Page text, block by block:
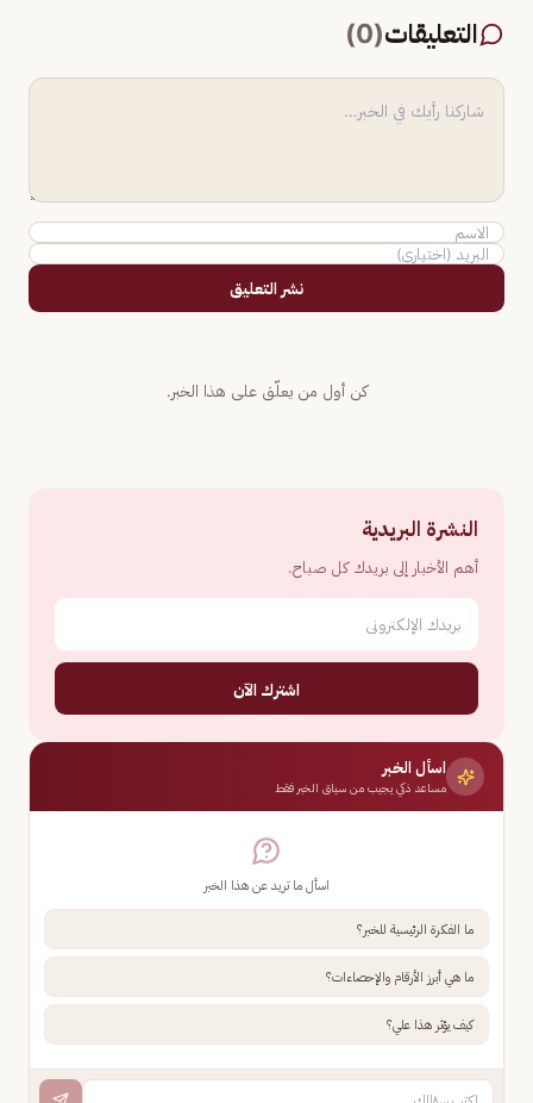
التعليقات(
0
)
نشر التعليق
كن أول من يعلّق على هذا الخبر.
النشرة البريدية
أهم الأخبار إلى بريدك كل صباح.
اشترك الآن
اسأل الخبر
مساعد ذكي يجيب من سياق الخبر فقط
اسأل ما تريد عن هذا الخبر
ما الفكرة الرئيسية للخبر؟
ما هي أبرز الأرقام والإحصاءات؟
كيف يؤثر هذا علي؟